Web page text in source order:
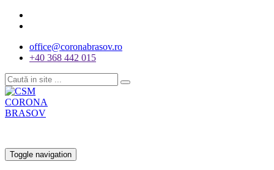
office@coronabrasov.ro
+40 368 442 015
Toggle navigation